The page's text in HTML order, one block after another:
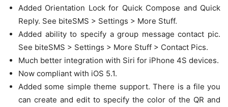
Added Orientation Lock for Quick Compose and Quick
Reply. See biteSMS > Settings > More Stuff.
Added ability to specify a group message contact pic.
See biteSMS > Settings > More Stuff > Contact Pics.
Much better integration with Siri for iPhone 4S devices.
Now compliant with iOS 5.1.
Added some simple theme support. There is a file you
can create and edit to specify the color of the QR and